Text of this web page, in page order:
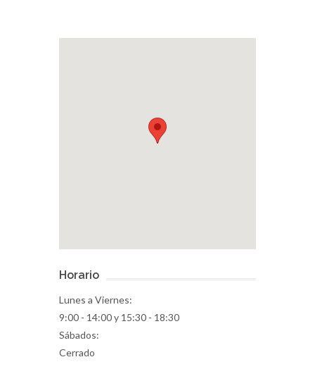
Horario
Lunes a Viernes:
9:00 - 14:00 y 15:30 - 18:30
Sábados:
Cerrado